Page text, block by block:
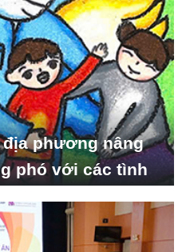
phương nâng
phó với các tình